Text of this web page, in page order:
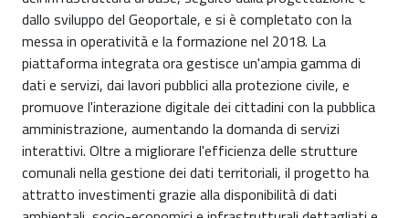
dallo sviluppo del Geoportale, e si è completato con la
messa in operatività e la formazione nel 2018. La
piattaforma integrata ora gestisce un'ampia gamma di
dati e servizi, dai lavori pubblici alla protezione civile, e
promuove l'interazione digitale dei cittadini con la pubblica
amministrazione, aumentando la domanda di servizi
interattivi. Oltre a migliorare l'efficienza delle strutture
comunali nella gestione dei dati territoriali, il progetto ha
attratto investimenti grazie alla disponibilità di dati